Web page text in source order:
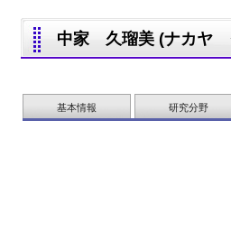
中家 久瑠美 (ナカヤ
基本情報 研究分野